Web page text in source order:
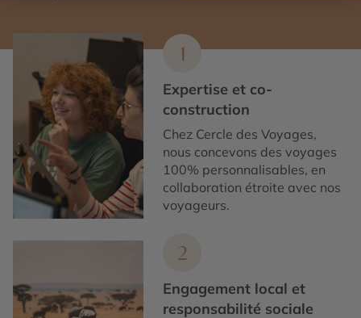
1
Expertise et co-
construction
Chez Cercle des Voyages,
nous concevons des voyages
100% personnalisables, en
collaboration étroite avec nos
voyageurs.
2
Engagement local et
responsabilité sociale